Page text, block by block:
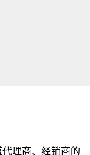
理商、经销商的